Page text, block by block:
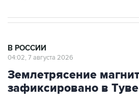
В РОССИИ
04:02, 7 августа 2026
Землетрясение
зафиксировано в Туве